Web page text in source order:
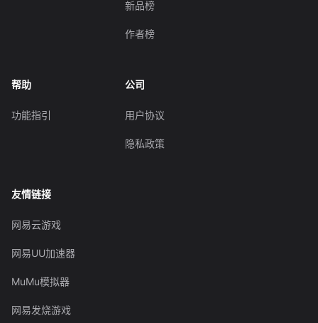
新品榜
作者榜
帮助
功能指引
公司
用户协议
隐私政策
友情链接
网易云游戏
网易UU加速器
MuMu模拟器
网易发烧游戏